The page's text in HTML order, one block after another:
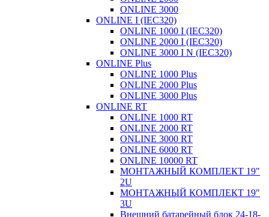
ONLINE 3000
ONLINE I (IEC320)
ONLINE 1000 I (IEC320)
ONLINE 2000 I (IEC320)
ONLINE 3000 I N (IEC320)
ONLINE Plus
ONLINE 1000 Plus
ONLINE 2000 Plus
ONLINE 3000 Plus
ONLINE RT
ONLINE 1000 RT
ONLINE 2000 RT
ONLINE 3000 RT
ONLINE 6000 RT
ONLINE 10000 RT
МОНТАЖНЫЙ КОМПЛЕКТ 19"
2U
МОНТАЖНЫЙ КОМПЛЕКТ 19"
3U
Внешний батарейный блок 24-18-